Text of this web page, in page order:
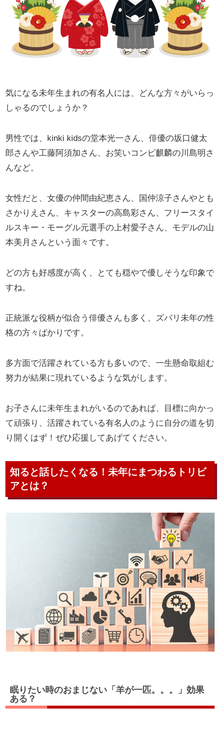
気になる未年生まれの有名人には、どんな方々がいらっ
しゃるのでしょうか？
男性では、kinki kidsの堂本光一さん、俳優の坂口健太
郎さんや工藤阿須加さん、お笑いコンビ麒麟の川島明さ
んなど。
女性だと、女優の仲間由紀恵さん、国仲涼子さんやとも
さかりえさん、キャスターの高島彩さん、フリースタイ
ルスキー・モーグル元選手の上村愛子さん、モデルの山
本美月さんという面々です。
どの方も好感度が高く、とても穏やで優しそうな印象で
すね。
正統派な役柄が似合う俳優さんも多く、ズバリ未年の性
格の方々ばかりです。
多方面で活躍されている方も多いので、一生懸命取組む
努力が結果に現れているような気がします。
お子さんに未年生まれがいるのであれば、目標に向かっ
て頑張り、活躍されている有名人のように自分の道を切
り開くはず！ぜひ応援してあげてください。
知ると話したくなる！未年にまつわるトリビ
アとは？
眠りたい時のおまじない「羊が一匹。。。」効果
ある？